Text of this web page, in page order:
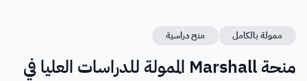
ممولة بالكامل منح دراسية
منحة Marshall الممولة للدراسات العليا في